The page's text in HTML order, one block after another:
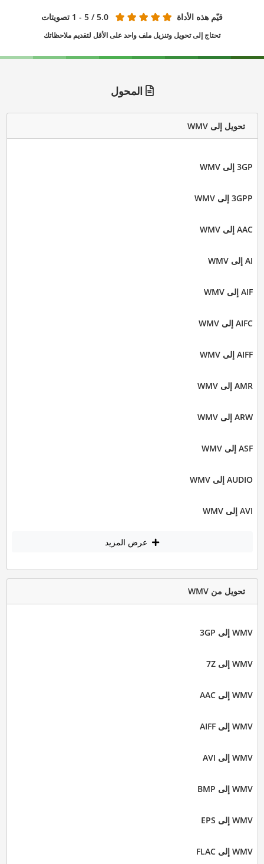
قيّم هذه الأداة 5.0 / 5 - 1 تصويتات
تحتاج إلى تحويل وتنزيل ملف واحد على الأقل لتقديم ملاحظاتك
المحول
تحويل إلى WMV
3GP إلى WMV
3GPP إلى WMV
AAC إلى WMV
AI إلى WMV
AIF إلى WMV
AIFC إلى WMV
AIFF إلى WMV
AMR إلى WMV
ARW إلى WMV
ASF إلى WMV
AUDIO إلى WMV
AVI إلى WMV
عرض المزيد
تحويل من WMV
WMV إلى 3GP
WMV إلى 7Z
WMV إلى AAC
WMV إلى AIFF
WMV إلى AVI
WMV إلى BMP
WMV إلى EPS
WMV إلى FLAC